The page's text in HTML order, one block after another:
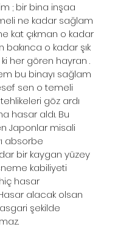
; bir bina inşaa
ne kadar sağlam
kat çıkman o kadar
bakınca o kadar şık
her gören hayran .
bu binayı sağlam
sen o temeli
göz ardı
hasar aldı. Bu
Japonlar misali
absorbe
bir kaygan yüzey
kabiliyeti
hasar
alacak olsan
şekilde